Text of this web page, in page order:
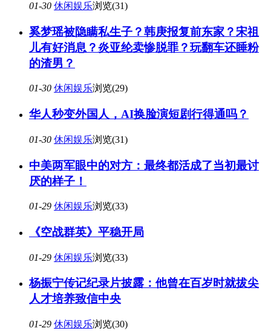
01-30 休闲娱乐浏览(31)
奚梦瑶被隐瞒私生子？韩庚报复前东家？宋祖
儿有好消息？炎亚纶卖惨脱罪？玩翻车还睡粉
的渣男？
01-30 休闲娱乐浏览(29)
华人秒变外国人，AI换脸演短剧行得通吗？
01-30 休闲娱乐浏览(31)
中美两军眼中的对方：最终都活成了当初最讨
厌的样子！
01-29 休闲娱乐浏览(33)
《空战群英》平稳开局
01-29 休闲娱乐浏览(33)
杨振宁传记纪录片披露：他曾在百岁时就拔尖
人才培养致信中央
01-29 休闲娱乐浏览(30)